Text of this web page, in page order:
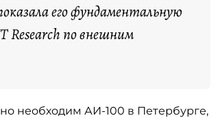
его фундаментальную
Research по внешним
необходим АИ-100 в Петербурге,